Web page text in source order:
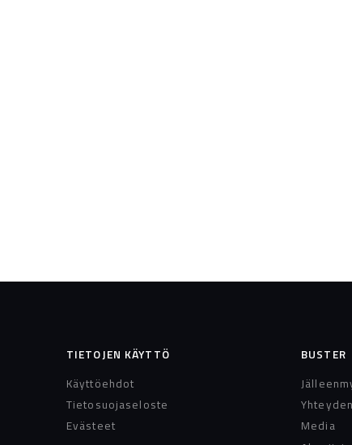
TIETOJEN KÄYTTÖ
Käyttöehdot
Tietosuojaseloste
Evästeet
BUSTER
Media